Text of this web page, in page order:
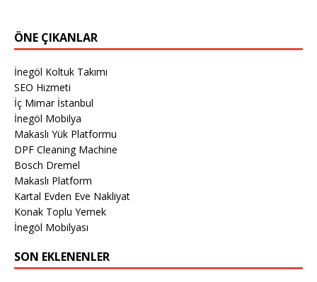
ÖNE ÇIKANLAR
İnegöl Koltuk Takımı
SEO Hizmeti
İç Mimar İstanbul
İnegöl Mobilya
Makaslı Yük Platformu
DPF Cleaning Machine
Bosch Dremel
Makaslı Platform
Kartal Evden Eve Nakliyat
Konak Toplu Yemek
İnegöl Mobilyası
SON EKLENENLER